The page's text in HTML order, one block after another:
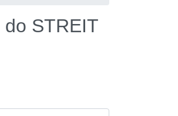
STREIT